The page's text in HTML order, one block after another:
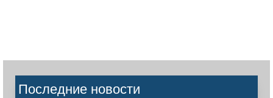
Последние новости